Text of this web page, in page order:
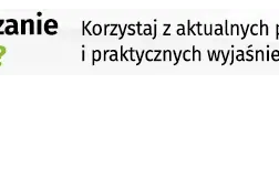
karcie